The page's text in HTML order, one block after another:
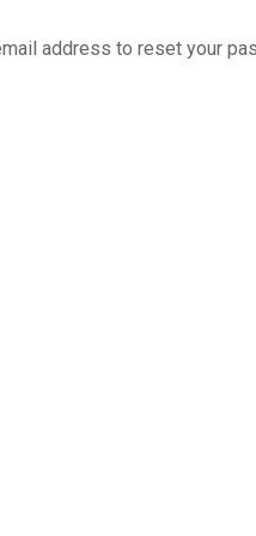
address to reset your